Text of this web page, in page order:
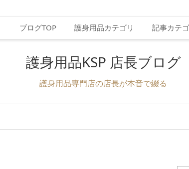
ブログTOP 護身用品カテゴリ 記事カテ
護身用品KSP 店長ブログ
護身用品専門店の店長が本音で綴る